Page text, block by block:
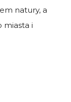
natury, a
miasta i